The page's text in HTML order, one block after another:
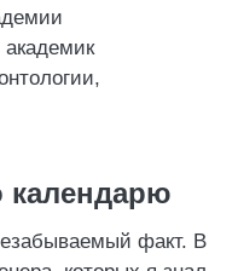
календарю
факт. В